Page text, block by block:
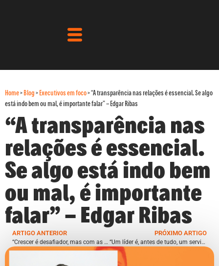
Home>Blog>Executivos em foco>“A transparência nas relações é essencial. Se algo
está indo bem ou mal, é importante falar” – Edgar Ribas
“A transparência nas
relações é essencial.
Se algo está indo bem
ou mal, é importante
falar” – Edgar Ribas
ARTIGO ANTERIOR
“Crescer é desafiador, mas com as pessoas certas, conseguimos vencer” – Ítalo Mingoni
PRÓXIMO ARTIGO
“Um líder é, antes de tudo, um servidor que ajuda a equipe a entender as direções e traduzir movimentos do mercado em ações claras” – Anselmo Massad